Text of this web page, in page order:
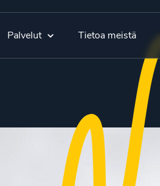
Palvelut Tietoa meistä